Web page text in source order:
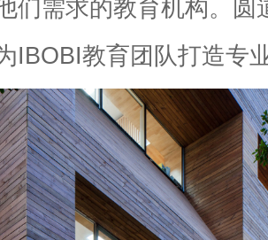
们需求的教育机构。圆
IBOBI教育团队打造专